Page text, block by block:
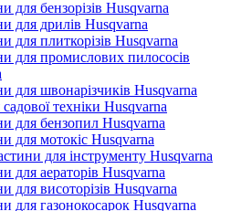
для бензорізів Husqvarna
для дрилів Husqvarna
для плиткорізів Husqvarna
для промислових пилососів
для швонарізчиків Husqvarna
техніки Husqvarna
для бензопил Husqvarna
для мотокіс Husqvarna
для інструменту Husqvarna
для аераторів Husqvarna
для висоторізів Husqvarna
для газонокосарок Husqvarna